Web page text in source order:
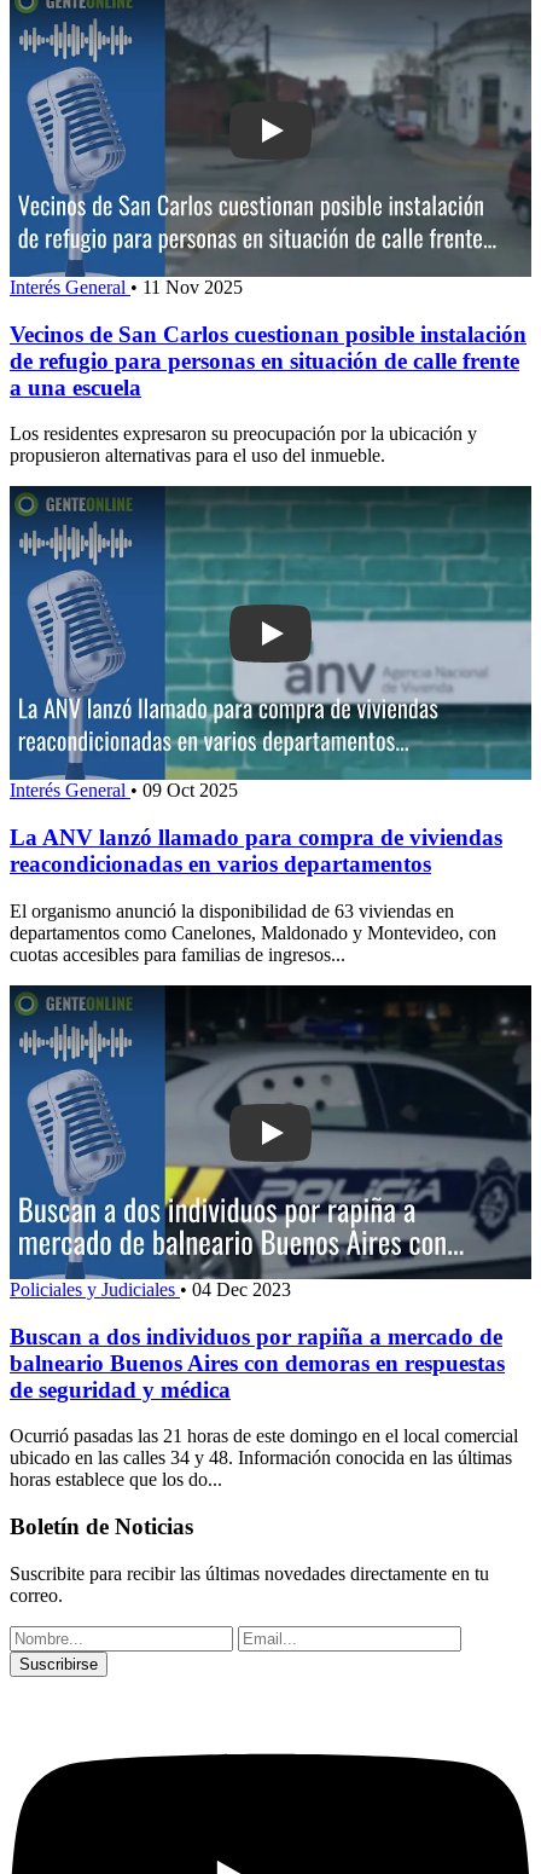
Play: Vecinos de San Carlos
Interés General • 11 Nov 2025
Vecinos de San Carlos cuestionan posible instalación
de refugio para personas en situación de calle frente
a una escuela
Los residentes expresaron su preocupación por la ubicación y
propusieron alternativas para el uso del inmueble.
Play: La ANV lanzó llamado para
Interés General • 09 Oct 2025
La ANV lanzó llamado para compra de viviendas
reacondicionadas en varios departamentos
El organismo anunció la disponibilidad de 63 viviendas en
departamentos como Canelones, Maldonado y Montevideo, con
cuotas accesibles para familias de ingresos...
Play: Buscan a dos individuos por
Policiales y Judiciales • 04 Dec 2023
Buscan a dos individuos por rapiña a mercado de
balneario Buenos Aires con demoras en respuestas
de seguridad y médica
Ocurrió pasadas las 21 horas de este domingo en el local comercial
ubicado en las calles 34 y 48. Información conocida en las últimas
horas establece que los do...
Boletín de Noticias
Suscribite para recibir las últimas novedades directamente en tu
correo.
Suscribirse